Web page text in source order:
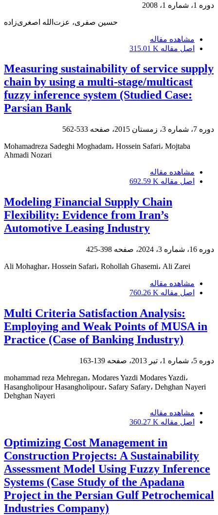
دوره 1، شماره 1، 2008
حسین صفری، عزت‌الله اصغری‌زاده
مشاهده مقاله
اصل مقاله 315.01 K
Measuring sustainability of service supply
chain by using a multi-stage/multicast
fuzzy inference system (Studied Case:
Parsian Bank
دوره 7، شماره 3، زمستان 2015، صفحه 533-562
Mohamadreza Sadeghi Moghadam، Hossein Safari، Mojtaba
Ahmadi Nozari
مشاهده مقاله
اصل مقاله 692.59 K
Modeling Financial Supply Chain
Flexibility: Evidence from Iran’s
Automotive Leasing Industry
دوره 16، شماره 3، 2024، صفحه 398-425
Ali Mohaghar، Hossein Safari، Rohollah Ghasemi، Ali Zarei
مشاهده مقاله
اصل مقاله 760.26 K
Multi Criteria Satisfaction Analysis:
Employing and Weak Points of MUSA in
Practice (Case of Banking Industry)
دوره 5، شماره 1، تیر 2013، صفحه 139-163
mohammad reza Mehregan، Modares Yazdi Modares Yazdi،
Hasangholipour Hasangholipour، Safary Safary، Dehghan Nayeri
Dehghan Nayeri
مشاهده مقاله
اصل مقاله 360.27 K
Optimizing Cost Management in
Construction Projects: A Sustainability
Assessment Model Using Fuzzy Inference
Systems (Case Study of the Apadana
Project in the Persian Gulf Petrochemical
Industries Company)